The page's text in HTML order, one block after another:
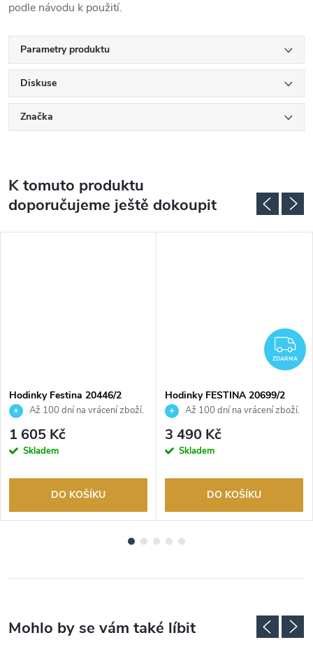
podle návodu k použití.
Parametry produktu
Diskuse
Značka
K tomuto produktu
doporučujeme ještě dokoupit
Hodinky Festina 20446/2
Až 100 dní na vrácení zboží.
Autorizovaný prodejce.
1 605 Kč
Skladem
DO KOŠÍKU
ZDARMA
Hodinky FESTINA 20699/2
Až 100 dní na vrácení zboží.
Autorizovaný prodejce.
3 490 Kč
Skladem
DO KOŠÍKU